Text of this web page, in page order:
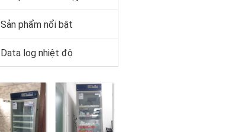
Sản phẩm nổi bật
Data log nhiệt độ